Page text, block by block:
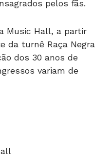
da turnê Raça Negra
dos 30 anos de
variam de
a R800,00.